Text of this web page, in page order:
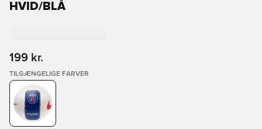
HVID/BLÅ
199 kr.
TILGÆNGELIGE FARVER